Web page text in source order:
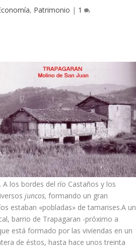
, Patrimonio | 1
los bordes del rí­o Castaños y los
juncos,formando un gran
estaban «pobladas» de tamarises.A un
barrio de Trapagaran -próximo a
está formado por las viviendas en un
de éstos, hasta hace unos treinta